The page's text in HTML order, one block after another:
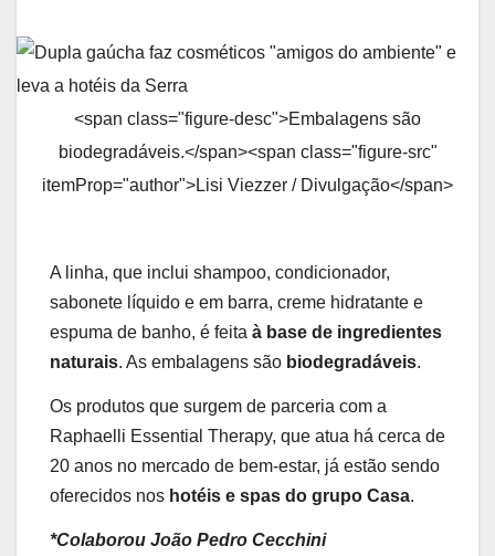
<span class="figure-desc">Embalagens são
biodegradáveis.</span><span class="figure-src"
itemProp="author">Lisi Viezzer / Divulgação</span>
A linha, que inclui shampoo, condicionador,
sabonete líquido e em barra, creme hidratante e
espuma de banho, é feita à base de ingredientes
naturais. As embalagens são biodegradáveis.
Os produtos que surgem de parceria com a
Raphaelli Essential Therapy, que atua há cerca de
20 anos no mercado de bem-estar, já estão sendo
oferecidos nos hotéis e spas do grupo Casa.
*Colaborou João Pedro Cecchini